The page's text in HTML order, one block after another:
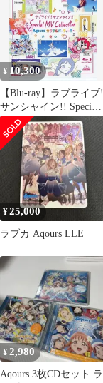
¥ 10,300
【Blu-ray】ラブライブ!
サンシャイン!! Special
mv Collection ～Aqours
カラフルパーティー!!
～
¥25,000
ラブカ Aqours LLE
¥2,980
Aqours 3枚CDセット ラ